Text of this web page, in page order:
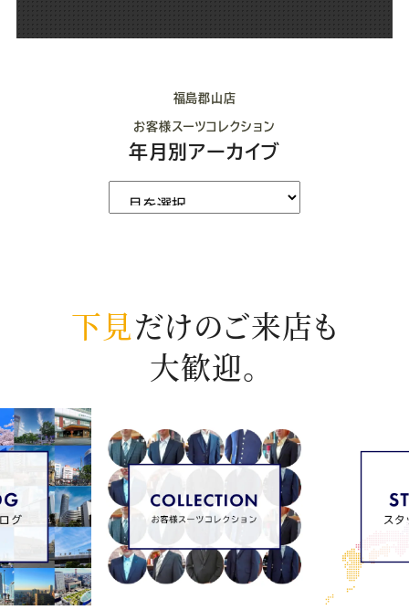
福島郡山店
お客様スーツコレクション
年月別アーカイブ
下見だけのご来店も
大歓迎。